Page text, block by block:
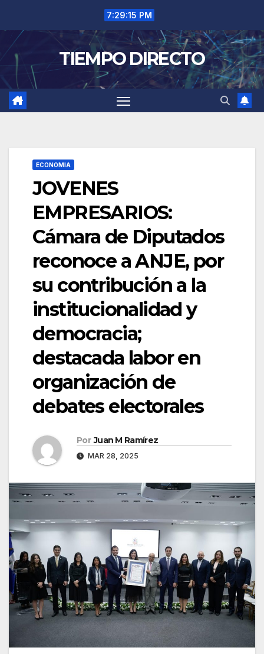
contenido
7:29:16 PM
TIEMPO DIRECTO
ECONOMIA
JOVENES
EMPRESARIOS:
Cámara de Diputados
reconoce a ANJE, por
su contribución a la
institucionalidad y
democracia;
destacada labor en
organización de
debates electorales
Por Juan M Ramírez
MAR 28, 2025